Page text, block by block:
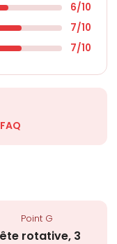
6/10
7/10
7/10
FAQ
Point G
rotative, 3